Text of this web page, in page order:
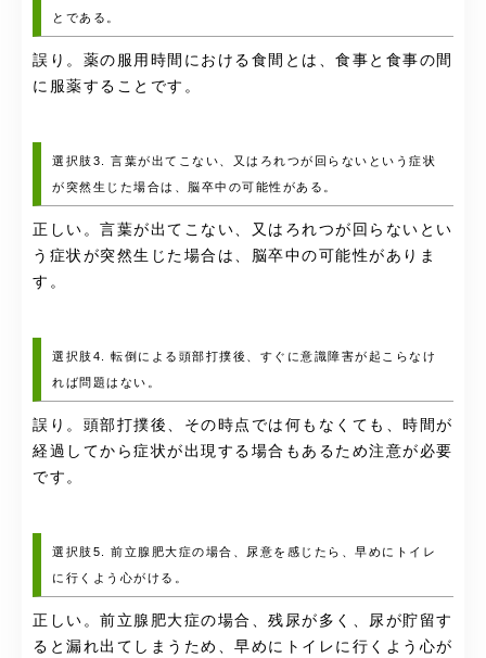
とである。
誤り。薬の服用時間における食間とは、食事と食事の間
に服薬することです。
選択肢3. 言葉が出てこない、又はろれつが回らないという症状
が突然生じた場合は、脳卒中の可能性がある。
正しい。言葉が出てこない、又はろれつが回らないとい
う症状が突然生じた場合は、脳卒中の可能性がありま
す。
選択肢4. 転倒による頭部打撲後、すぐに意識障害が起こらなけ
れば問題はない。
誤り。頭部打撲後、その時点では何もなくても、時間が
経過してから症状が出現する場合もあるため注意が必要
です。
選択肢5. 前立腺肥大症の場合、尿意を感じたら、早めにトイレ
に行くよう心がける。
正しい。前立腺肥大症の場合、残尿が多く、尿が貯留す
ると漏れ出てしまうため、早めにトイレに行くよう心が